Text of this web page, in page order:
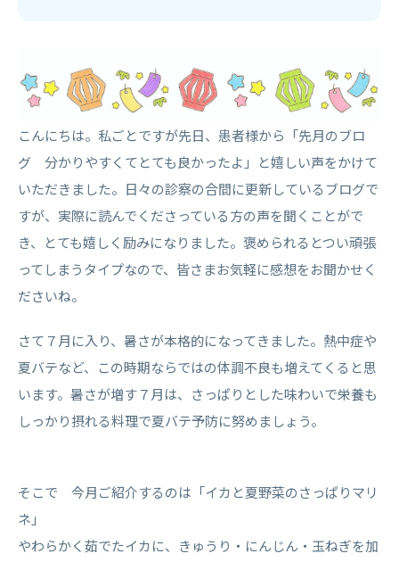
こんにちは。私ごとですが先日、患者様から「先月のブロ
グ 分かりやすくてとても良かったよ」と嬉しい声をかけて
いただきました。日々の診察の合間に更新しているブログで
すが、実際に読んでくださっている方の声を聞くことがで
き、とても嬉しく励みになりました。褒められるとつい頑張
ってしまうタイプなので、皆さまお気軽に感想をお聞かせく
ださいね。
さて７月に入り、暑さが本格的になってきました。熱中症や
夏バテなど、この時期ならではの体調不良も増えてくると思
います。暑さが増す７月は、さっぱりとした味わいで栄養も
しっかり摂れる料理で夏バテ予防に努めましょう。
そこで 今月ご紹介するのは「イカと夏野菜のさっぱりマリ
ネ」
やわらかく茹でたイカに、きゅうり・にんじん・玉ねぎを加